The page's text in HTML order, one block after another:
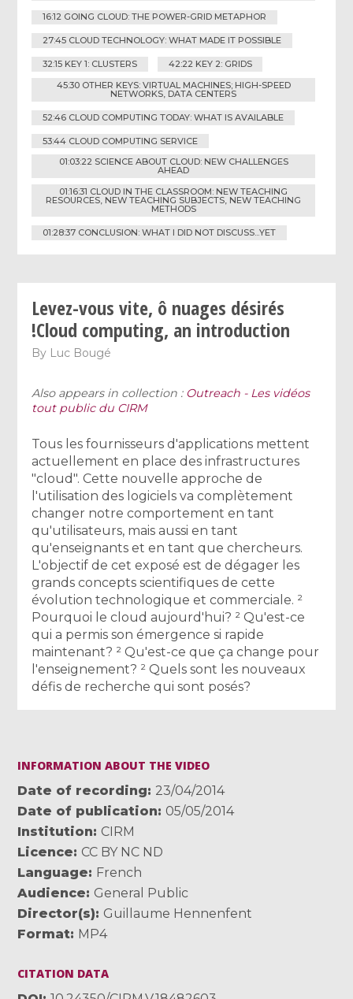
16:12 GOING CLOUD: THE POWER-GRID METAPHOR
27:45 CLOUD TECHNOLOGY: WHAT MADE IT POSSIBLE
32:15 KEY 1: CLUSTERS
42:22 KEY 2: GRIDS
45:30 OTHER KEYS: VIRTUAL MACHINES; HIGH-SPEED
NETWORKS, DATA CENTERS
52:46 CLOUD COMPUTING TODAY: WHAT IS AVAILABLE
53:44 CLOUD COMPUTING SERVICE
01:03:22 SCIENCE ABOUT CLOUD: NEW CHALLENGES
AHEAD
01:16:31 CLOUD IN THE CLASSROOM: NEW TEACHING
RESOURCES, NEW TEACHING SUBJECTS, NEW TEACHING
METHODS
01:28:37 CONCLUSION: WHAT I DID NOT DISCUSS...YET
Levez-vous vite, ô nuages désirés
!Cloud computing, an introduction
By Luc Bougé
Also appears in collection : Outreach - Les vidéos
tout public du CIRM
Tous les fournisseurs d'applications mettent
actuellement en place des infrastructures
"cloud". Cette nouvelle approche de
l'utilisation des logiciels va complètement
changer notre comportement en tant
qu'utilisateurs, mais aussi en tant
qu'enseignants et en tant que chercheurs.
L'objectif de cet exposé est de dégager les
grands concepts scientifiques de cette
évolution technologique et commerciale. ²
Pourquoi le cloud aujourd'hui? ² Qu'est-ce
qui a permis son émergence si rapide
maintenant? ² Qu'est-ce que ça change pour
l'enseignement? ² Quels sont les nouveaux
défis de recherche qui sont posés?
INFORMATION ABOUT THE VIDEO
Date of recording
23/04/2014
Date of publication
05/05/2014
Institution
CIRM
Licence
CC BY NC ND
Language
French
Audience
General Public
Director(s)
Guillaume Hennenfent
Format MP4
CITATION DATA